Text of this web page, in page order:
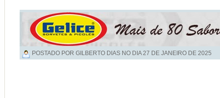
POSTADO POR GILBERTO DIAS NO DIA27 DE JANEIRO DE 2025